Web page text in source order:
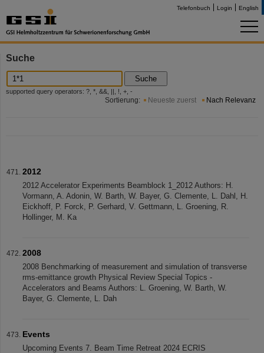
Telefonbuch Login English
Suche
Suche
supported query operators: ?, *, &&, ||, !, +, -
Sortierung: Neueste zuerst Nach Relevanz
2012
2012 Accelerator Experiments Beamblock 1_2012 Authors: H.
Vormann, A. Adonin, W. Barth, W. Bayer, G. Clemente, L. Dahl, H.
Eickhoff, P. Forck, P. Gerhard, V. Gettmann, L. Groening, R.
Hollinger, M. Ka
2008
2008 Benchmarking of measurement and simulation of transverse
rms-emittance growth Physical Review Special Topics -
Accelerators and Beams Authors: L. Groening, W. Barth, W.
Bayer, G. Clemente, L. Dah
Events
Upcoming Events 7. Beam Time Retreat 2024 ECRIS